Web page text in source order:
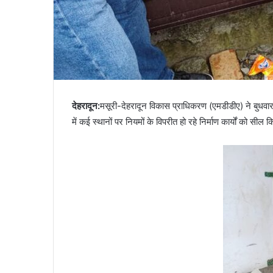
देहरादून:मसूरी-देहरादून विकास प्राधिकरण (एमडीडीए) ने
में कई स्थानों पर नियमों के विपरीत हो रहे निर्माण कार्यों को सील
हादसा,
हाथी
को
देखकर
घबराया
युवक,
से
मौके
November 16, 2023
कोटद्वार के दुगड्डा मार्ग पर हादसा, हाथी को
घबराया युवक, बाइक रपटने से मौके पर मौत